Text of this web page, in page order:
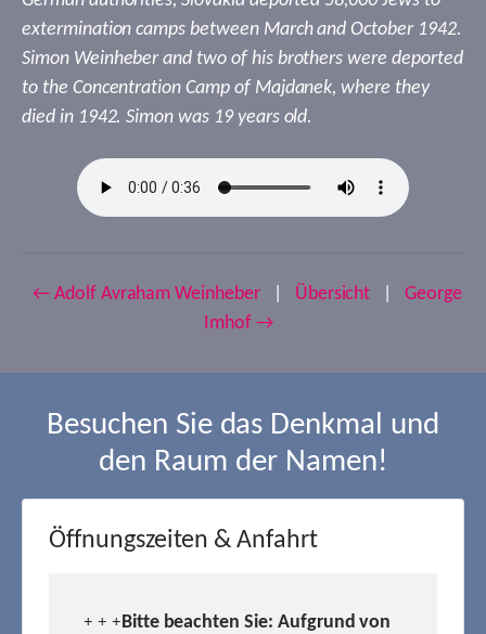
extermination camps between March and October 1942.
Simon Weinheber and two of his brothers were deported
to the Concentration Camp of Majdanek, where they
died in 1942. Simon was 19 years old.
← Adolf Avraham Weinheber Übersicht
George
Imhof →
Besuchen Sie das Denkmal und
den Raum der Namen!
Öffnungszeiten & Anfahrt
+ + +Bitte beachten Sie: Aufgrund von